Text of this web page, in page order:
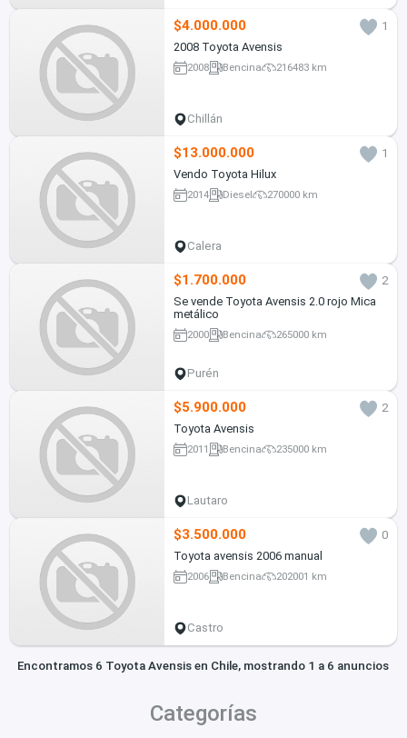
$4.000.000
1
2008 Toyota Avensis
2008 Bencina 216483 km
Chillán
$13.000.000
1
Vendo Toyota Hilux
2014 Diesel 270000 km
Calera
$1.700.000
2
Se vende Toyota Avensis 2.0 rojo Mica
metálico
2000 Bencina 265000 km
Purén
$5.900.000
2
Toyota Avensis
2011 Bencina 235000 km
Lautaro
$3.500.000
0
Toyota avensis 2006 manual
2006 Bencina 202001 km
Castro
Encontramos 6 Toyota Avensis en Chile, mostrando 1 a 6 anuncios
Categorías